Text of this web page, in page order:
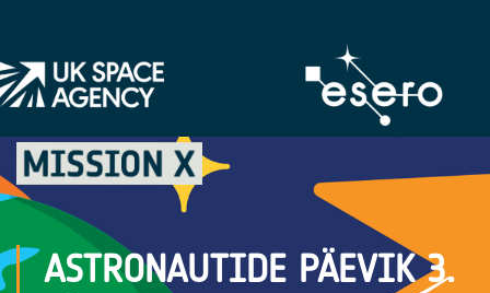
ASTRONAUTIDE PÄEVIK 3.